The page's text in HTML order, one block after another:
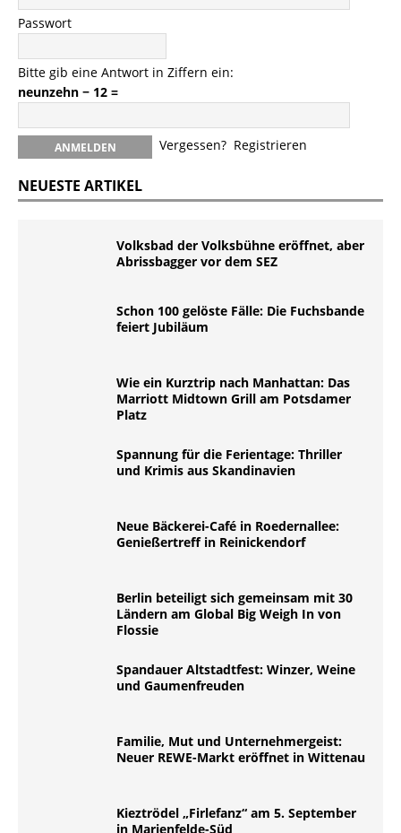
Passwort
Bitte gib eine Antwort in Ziffern ein:
neunzehn − 12 =
Vergessen? Registrieren
NEUESTE ARTIKEL
Volksbad der Volksbühne eröffnet, aber
Abrissbagger vor dem SEZ
Schon 100 gelöste Fälle: Die Fuchsbande
feiert Jubiläum
Wie ein Kurztrip nach Manhattan: Das
Marriott Midtown Grill am Potsdamer
Platz
Spannung für die Ferientage: Thriller
und Krimis aus Skandinavien
Neue Bäckerei-Café in Roedernallee:
Genießertreff in Reinickendorf
Berlin beteiligt sich gemeinsam mit 30
Ländern am Global Big Weigh In von
Flossie
Spandauer Altstadtfest: Winzer, Weine
und Gaumenfreuden
Familie, Mut und Unternehmergeist:
Neuer REWE-Markt eröffnet in Wittenau
Kieztrödel „Firlefanz“ am 5. September
in Marienfelde-Süd